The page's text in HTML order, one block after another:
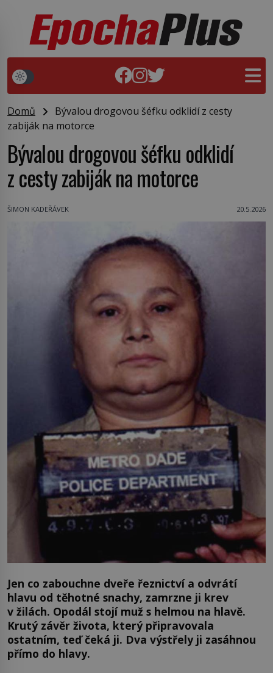
Domů
Bývalou drogovou šéfku odklidí z cesty
zabiják na motorce
Bývalou drogovou šéfku odklidí
z cesty zabiják na motorce
ŠIMON KADEŘÁVEK 20.5.2026
Jen co zabouchne dveře řeznictví a odvrátí
hlavu od těhotné snachy, zamrzne ji krev
v žilách. Opodál stojí muž s helmou na hlavě.
Krutý závěr života, který připravovala
ostatním, teď čeká ji. Dva výstřely ji zasáhnou
přímo do hlavy.